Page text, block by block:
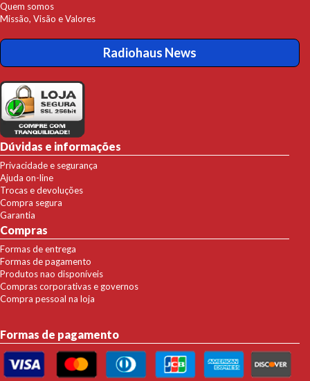
Quem somos
Missão, Visão e Valores
Radiohaus News
Dúvidas e informações
Privacidade e segurança
Ajuda on-line
Trocas e devoluções
Compra segura
Garantia
Compras
Formas de entrega
Formas de pagamento
Produtos nao disponíveis
Compras corporativas e governos
Compra pessoal na loja
Formas de pagamento